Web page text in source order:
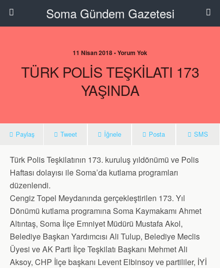
Soma Gündem Gazetesi
11 Nisan 2018 • Yorum Yok
TÜRK POLİS TEŞKİLATI 173
YAŞINDA
Paylaş Tweet İğnele Posta SMS
Türk Polis Teşkilatının 173. kuruluş yıldönümü ve Polis
Haftası dolayısı ile Soma’da kutlama programları
düzenlendi.
Cengiz Topel Meydanında gerçekleştirilen 173. Yıl
Dönümü kutlama programına Soma Kaymakamı Ahmet
Altıntaş, Soma İlçe Emniyet Müdürü Mustafa Akol,
Belediye Başkan Yardımcısı Ali Tulup, Belediye Meclis
Üyesi ve AK Parti İlçe Teşkilatı Başkanı Mehmet Ali
Aksoy, CHP İlçe başkanı Levent Elbinsoy ve partililer, İYİ